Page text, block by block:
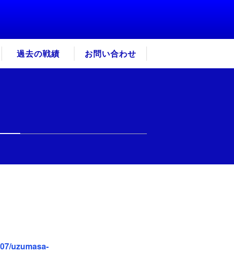
過去の戦績 お問い合わせ
uzumasa-